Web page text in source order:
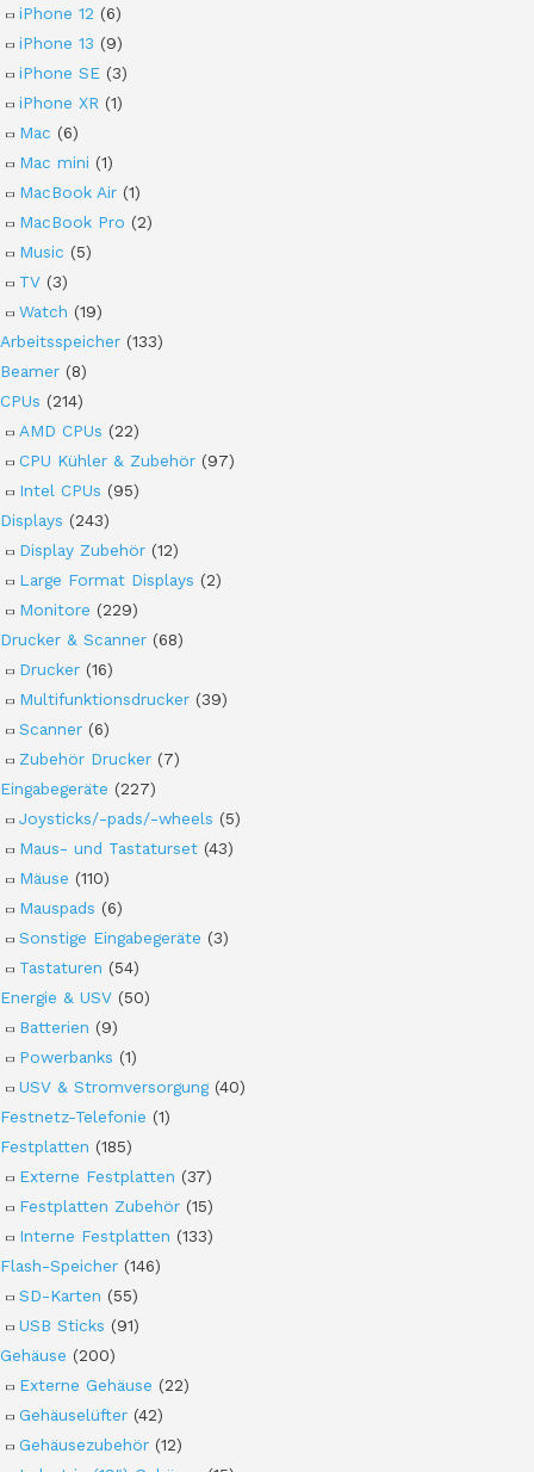
iPhone 12 (6)
iPhone 13 (9)
iPhone SE (3)
iPhone XR (1)
Mac (6)
Mac mini (1)
MacBook Air (1)
MacBook Pro (2)
Music (5)
TV (3)
Watch (19)
Arbeitsspeicher (133)
Beamer (8)
CPUs (214)
AMD CPUs (22)
CPU Kühler & Zubehör (97)
Intel CPUs (95)
Displays (243)
Display Zubehör (12)
Large Format Displays (2)
Monitore (229)
Drucker & Scanner (68)
Drucker (16)
Multifunktionsdrucker (39)
Scanner (6)
Zubehör Drucker (7)
Eingabegeräte (227)
Joysticks/-pads/-wheels (5)
Maus- und Tastaturset (43)
Mäuse (110)
Mauspads (6)
Sonstige Eingabegeräte (3)
Tastaturen (54)
Energie & USV (50)
Batterien (9)
Powerbanks (1)
USV & Stromversorgung (40)
Festnetz-Telefonie (1)
Festplatten (185)
Externe Festplatten (37)
Festplatten Zubehör (15)
Interne Festplatten (133)
Flash-Speicher (146)
SD-Karten (55)
USB Sticks (91)
Gehäuse (200)
Externe Gehäuse (22)
Gehäuselüfter (42)
Gehäusezubehör (12)